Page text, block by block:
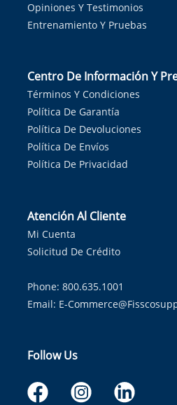
Opiniones Y Testimonios
Entrenamiento Y Pruebas
Centro De Información Y
Términos Y Condiciones
Política De Garantía
Política De Devoluciones
Política De Envíos
Política De Privacidad
Atención Al Cliente
Mi Cuenta
Solicitud De Crédito
Phone: 800.635.1001
Email: E-
Follow Us